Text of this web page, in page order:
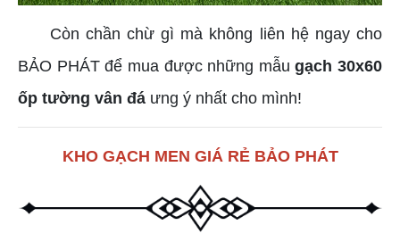
Còn chần chừ gì mà không liên hệ ngay cho
BẢO PHÁT để mua được những mẫu gạch 30x60
ốp tường vân đá ưng ý nhất cho mình!
KHO GẠCH MEN GIÁ RẺ BẢO PHÁT